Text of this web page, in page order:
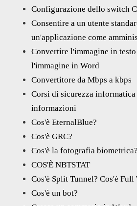
Configurazione dello switch
Consentire a un utente
un'applicazione come
Convertire l'immagine in
l'immagine in Word
Convertitore da Mbps a kbps
Corsi di sicurezza informatica
informazioni
Cos'è EternalBlue?
Cos'è GRC?
Cos'è la fotografia biometrica?
COS'È NBTSTAT
Cos'è Split Tunnel? Cos'è Full
Cos'è un bot?